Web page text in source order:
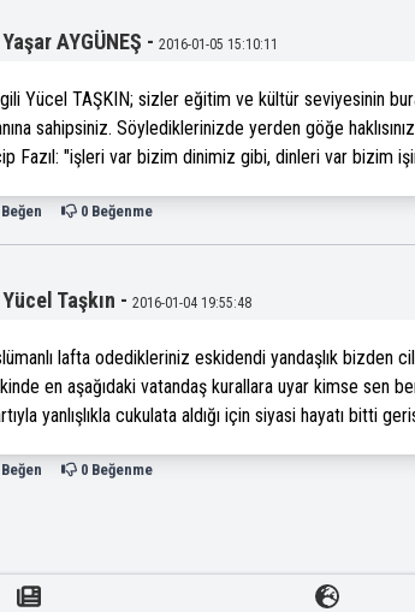
Yaşar AYGÜNEŞ - 2016-01-05 15:10:11
Yücel TAŞKIN; sizler eğitim ve kültür seviyesinin
sahipsiniz. Söylediklerinizde yerden göğe
Fazıl: "işleri var bizim dinimiz gibi, dinleri var bizim
0Beğenme
Yücel Taşkın - 2016-01-04 19:55:48
lafta odedikleriniz eskidendi yandaşlık bizden
en aşağıdaki vatandaş kurallara uyar kimse sen
yanlışlıkla cukulata aldığı için siyasi hayatı bitti
0Beğenme